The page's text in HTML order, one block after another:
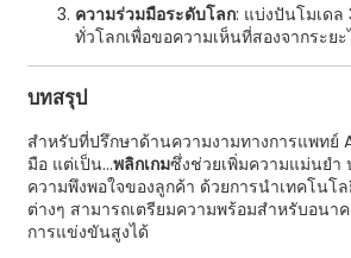
ความร่วมมือระดับโลก: แบ่งปันโมเด
ทั่วโลกเพื่อขอความเห็นที่สองจากระยะ
บทสรุป
สำหรับที่ปรึกษาด้านความงามทางการแพทย์
มือ แต่เป็น...พลิกเกมซึ่งช่วยเพิ่มความแม่นยำ
ความพึงพอใจของลูกค้า ด้วยการนำเทคโนโ
ต่างๆ สามารถเตรียมความพร้อมสำหรับอนา
การแข่งขันสูงได้